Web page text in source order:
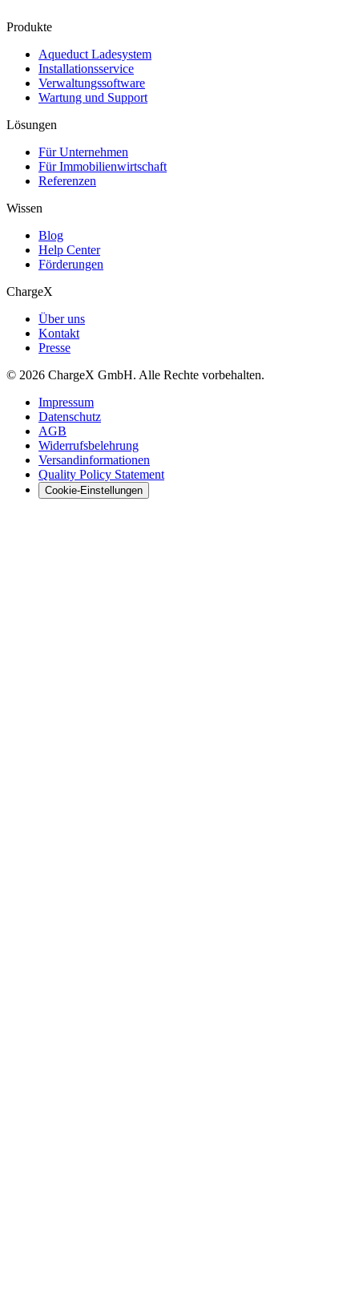
Produkte
Aqueduct Ladesystem
Installationsservice
Verwaltungssoftware
Wartung und Support
Lösungen
Für Unternehmen
Für Immobilienwirtschaft
Referenzen
Wissen
Blog
Help Center
Förderungen
ChargeX
Über uns
Kontakt
Presse
© 2026 ChargeX GmbH. Alle Rechte vorbehalten.
Impressum
Datenschutz
AGB
Widerrufsbelehrung
Versandinformationen
Quality Policy Statement
Cookie-Einstellungen